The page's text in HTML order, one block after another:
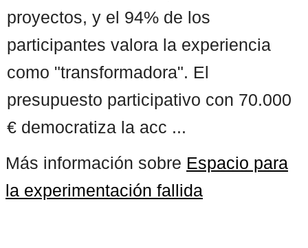
proyectos, y el 94% de los
participantes valora la experiencia
como "transformadora". El
presupuesto participativo con 70.000
€ democratiza la acc ...
Más información sobre Espacio para
la experimentación fallida